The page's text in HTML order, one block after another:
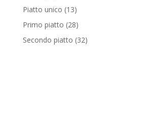
Piatto unico (13)
Primo piatto (28)
Secondo piatto (32)